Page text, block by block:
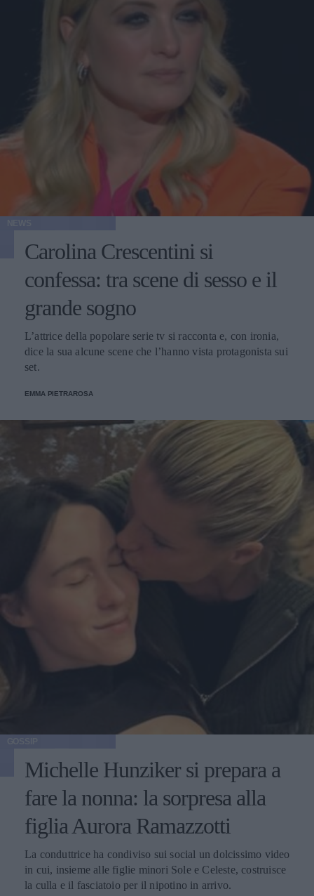
Carolina Crescentini si
confessa: tra scene di sesso e il
grande sogno
L’attrice della popolare serie tv si racconta e, con ironia,
dice la sua alcune scene che l’hanno vista protagonista sui
set.
EMMA PIETRAROSA
Michelle Hunziker si prepara a
fare la nonna: la sorpresa alla
figlia Aurora Ramazzotti
La conduttrice ha condiviso sui social un dolcissimo video
in cui, insieme alle figlie minori Sole e Celeste, costruisce
la culla e il fasciatoio per il nipotino in arrivo.